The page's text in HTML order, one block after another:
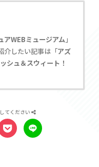
アWEBミュージアム」
介したい記事は「アズ
シュ＆スウィート！
てください